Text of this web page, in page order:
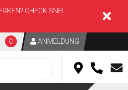
CHECK SNEL:
0 ANMELDUNG